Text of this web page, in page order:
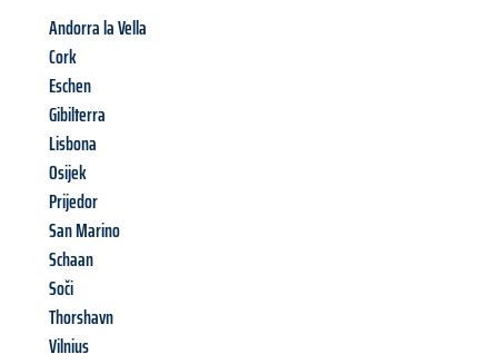
Andorra la Vella
Cork
Eschen
Gibilterra
Lisbona
Osijek
Prijedor
San Marino
Schaan
Soči
Thorshavn
Vilnius